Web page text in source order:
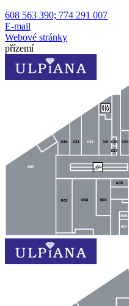
608 563 390; 774 291 007
E-mail
Webové stránky
přízemí